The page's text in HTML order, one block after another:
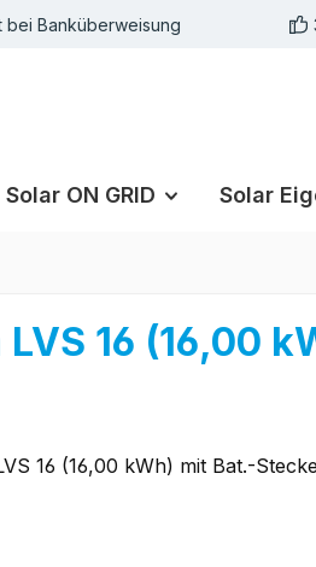
bei Banküberweisung
Solar ON GRID Solar
LVS 16 (16,00